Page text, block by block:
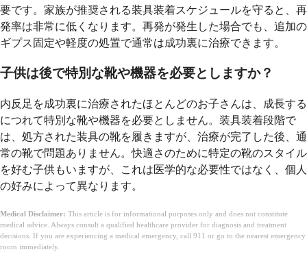
要です。家族が推奨される装具装着スケジュールを守ると、再
発率は非常に低くなります。再発が発生した場合でも、追加の
ギプス固定や軽度の処置で通常は成功裏に治療できます。
子供は後で特別な靴や機器を必要としますか？
内反足を成功裏に治療されたほとんどのお子さんは、成長する
につれて特別な靴や機器を必要としません。装具装着段階で
は、処方された装具の靴を履きますが、治療が完了した後、通
常の靴で問題ありません。快適さのために特定の靴のスタイル
を好む子供もいますが、これは医学的な必要性ではなく、個人
の好みによって異なります。
Medical Disclaimer: This article is for informational purposes only and does not constitute
medical advice. Always consult a qualified healthcare provider for diagnosis and treatment
decisions. If you are experiencing a medical emergency, call 911 or go to the nearest emergency
room immediately.